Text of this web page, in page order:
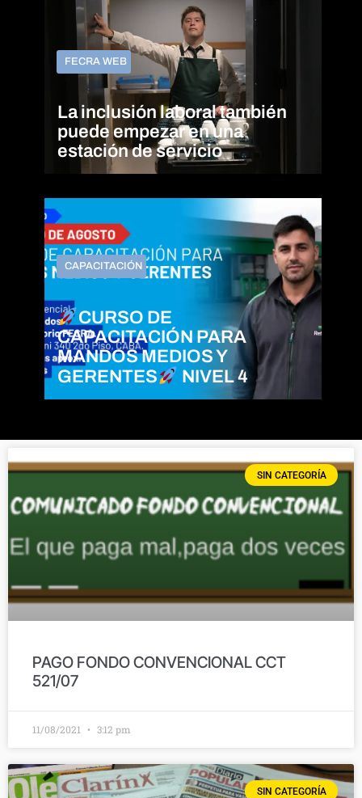
FECRA WEB
La inclusión laboral también
puede empezar en una
estación de servicio
CAPACITACIÓN
CURSO DE
CAPACITACIÓN PARA
MANDOS MEDIOS Y
GERENTES
NIVEL 4
SIN CATEGORÍA
PAGO FONDO CONVENCIONAL CCT
521/07
11/08/2021 3:12 pm
SIN CATEGORÍA